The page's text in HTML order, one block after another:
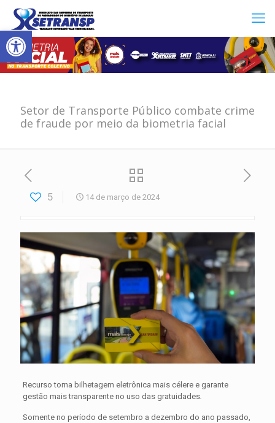
Abrir a barra de ferramentas
Setor de Transporte Público combate crime
de fraude por meio da biometria facial
5 14 de março de 2024
Recurso torna bilhetagem eletrônica mais célere e garante
gestão mais transparente no uso das gratuidades.
Somente no período de setembro a dezembro do ano passado,